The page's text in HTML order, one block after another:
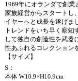
1969年にオランダで創業
家族経営からスタートし
イヤーへと成長を遂げま
トレンドをいち早く察知
して独自の創造性を武器
性あふれるコレクション
【サイズ】
S：
本体 W10.9×H10.9cm